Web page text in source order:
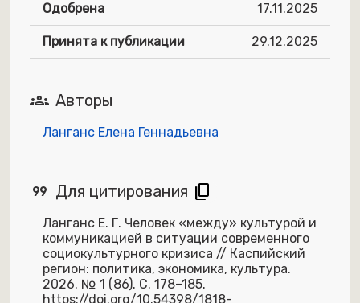
Одобрена 17.11.2025
Принята к публикации 29.12.2025
groups Авторы
Ланганс Елена Геннадьевна
format_quote Для цитирования content_copy
Ланганс Е. Г. Человек «между» культурой и
коммуникацией в ситуации современного
социокультурного кризиса // Каспийский
регион: политика, экономика, культура.
2026. № 1 (86). С. 178–185.
https://doi.org/10.54398/1818-